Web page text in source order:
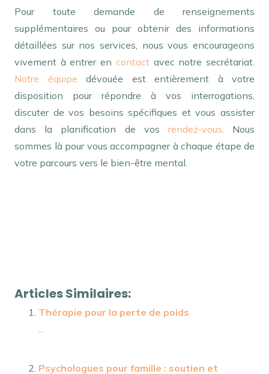
Pour toute demande de renseignements
supplémentaires ou pour obtenir des informations
détaillées sur nos services, nous vous encourageons
vivement à entrer en contactavec notre secrétariat.
Notre équipe dévouée est entièrement à votre
disposition pour répondre à vos interrogations,
discuter de vos besoins spécifiques et vous assister
dans la planification de vos rendez-vous. Nous
sommes là pour vous accompagner à chaque étape de
votre parcours vers le bien-être mental.
Articles Similaires:
Thérapie pour la perte de poids
Psychologues pour famille : soutien et